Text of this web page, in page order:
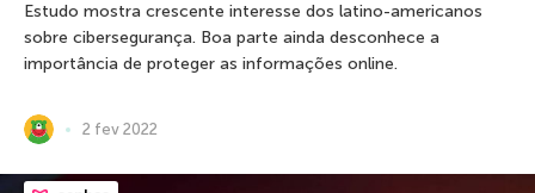
Estudo mostra crescente interesse dos latino-americanos
sobre cibersegurança. Boa parte ainda desconhece a
importância de proteger as informações online.
2 fev 2022